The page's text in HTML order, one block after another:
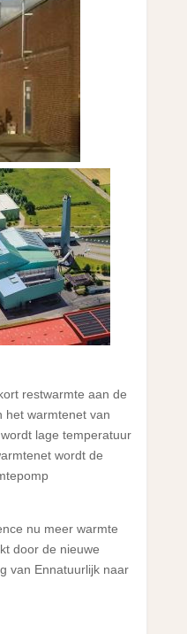
restwarmte aan de
het warmtenet van
lage temperatuur
wordt de
nu meer warmte
door de nieuwe
van Ennatuurlijk naar